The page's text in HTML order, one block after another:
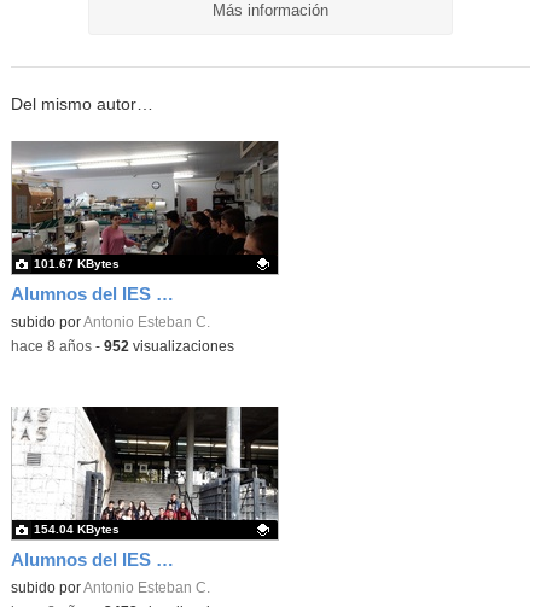
Más información
Del mismo autor…
Alumnos del IES Neil Armstrong de Valdemoro en la Facultad de Biológicas. UCM. Semana de la Ciencia. Taller de bioquímica "pon un bioquímico en tu cocina". 15
Contenido educativo.
subido porAntonio Esteban C.
101.67 KBytes
-hace 8 años- 952 visualizaciones
Alumnos del IES Neil Armstrong de Valdemoro en la Facultad de Biológicas. UCM. Semana de la Ciencia. Taller de bioquímica "pon un bioquímico en tu cocina". 1
Contenido educativo.
subido porAntonio Esteban C.
154.04 KBytes